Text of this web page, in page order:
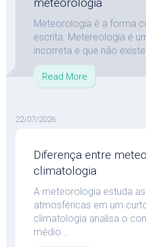
Meteorologia é a forma
escrita. Metereologia é
incorreta e que não
Read More
22/07/2026
Diferença entre
climatologia
A meteorologia estuda
atmosféricas em um
climatologia analisa o
médio...